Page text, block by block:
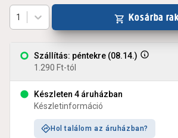
Szállítás: péntekre (08.14.)
1.290 Ft-tól
Készleten 4 áruházban
Készletinformáció
Hol találom az áruházban?
1 Kosárba